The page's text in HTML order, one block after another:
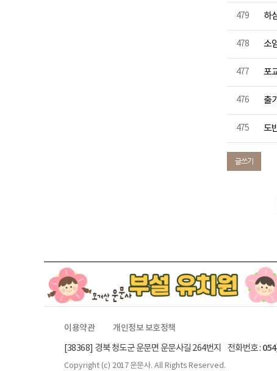
479 하
478 소
477 포
476 출
475 도
글쓰기
이용약관
개인정보 보호정책
[38368] 경북 청도군 운문면 운문사길 264번지 전화번호 :
Copyright (c) 2017 운문사. All Rights Reserved.